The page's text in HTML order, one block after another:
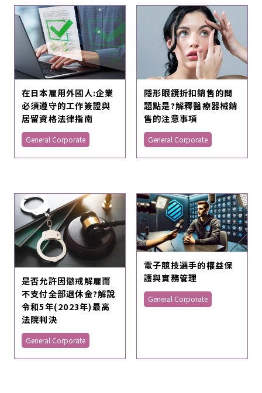
在日本雇用外國人:企業
必須遵守的工作簽證與
居留資格法律指南
General Corporate
隱形眼鏡折扣銷售的問
題點是?解釋醫療器械銷
售的注意事項
General Corporate
是否允許因懲戒解雇而
不支付全部退休金?解說
令和5年(2023年)最高
法院判決
General Corporate
電子競技選手的權益保
護與實務管理
General Corporate